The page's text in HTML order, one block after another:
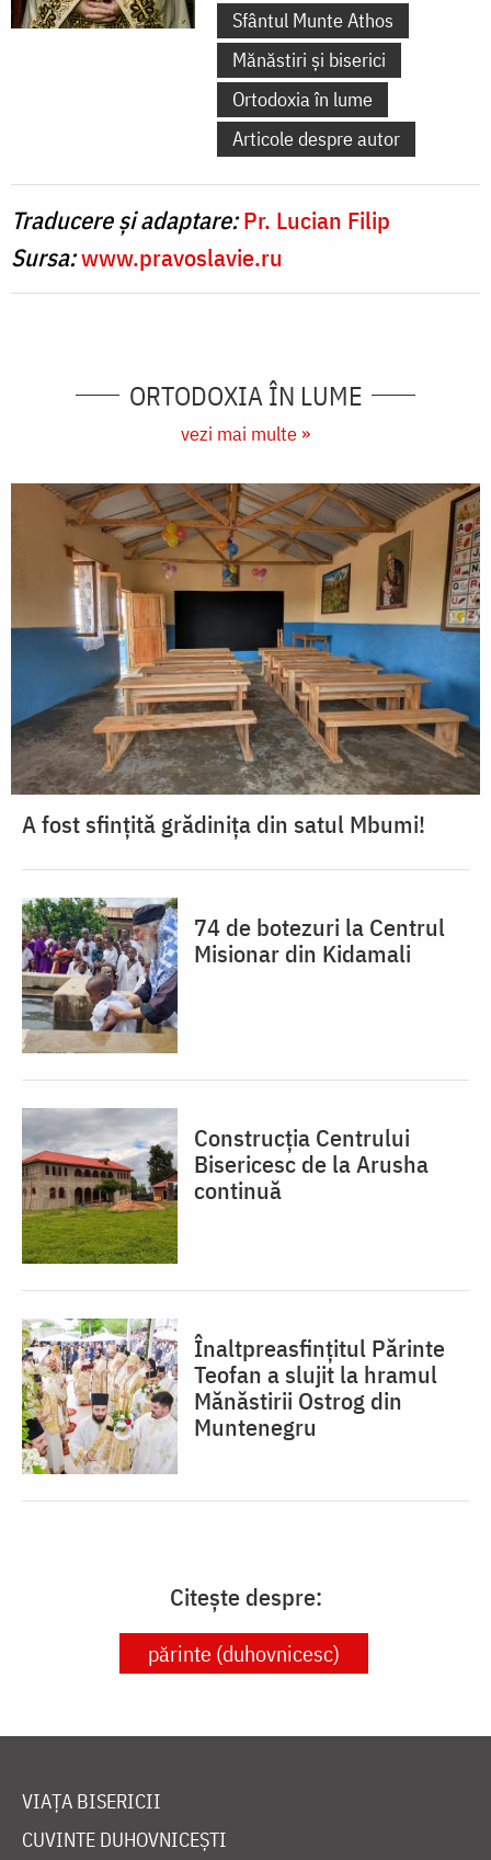
Sfântul Munte Athos
Mănăstiri și biserici
Ortodoxia în lume
Articole despre autor
Traducere și adaptare:Pr. Lucian Filip
Sursa:www.pravoslavie.ru
ORTODOXIA ÎN LUME
vezi mai multe »
A fost sfințită grădinița din satul Mbumi!
74 de botezuri la Centrul
Misionar din Kidamali
Construcția Centrului
Bisericesc de la Arusha
continuă
Înaltpreasfințitul Părinte
Teofan a slujit la hramul
Mănăstirii Ostrog din
Muntenegru
Citește despre:
părinte (duhovnicesc)
VIAȚA BISERICII
CUVINTE DUHOVNICEȘTI